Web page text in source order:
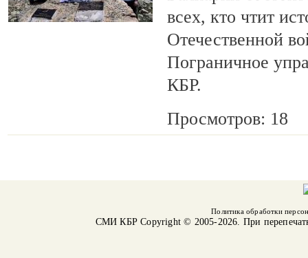
всех, кто чтит
Отечественной
Пограничное
КБР.
Просмотров: 18
Политика обработки
СМИ КБРCopyright © 2005-2026. При